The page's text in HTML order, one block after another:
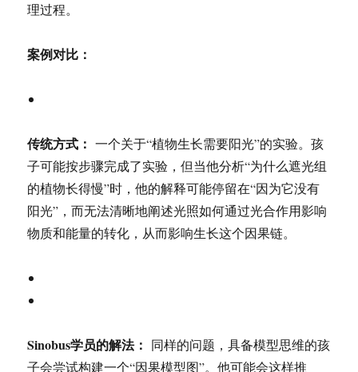
理过程。
案例对比：
传统方式： 一个关于“植物生长需要阳光”的实验。孩
子可能按步骤完成了实验，但当他分析“为什么遮光组
的植物长得慢”时，他的解释可能停留在“因为它没有
阳光”，而无法清晰地阐述光照如何通过光合作用影响
物质和能量的转化，从而影响生长这个因果链。
Sinobus学员的解法： 同样的问题，具备模型思维的孩
子会尝试构建一个“因果模型图”。他可能会这样推